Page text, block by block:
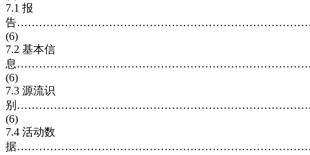
7.1 报
告
(6)
7.2 基本信
息
(6)
7.3 源流识
别
(6)
7.4 活动数
据